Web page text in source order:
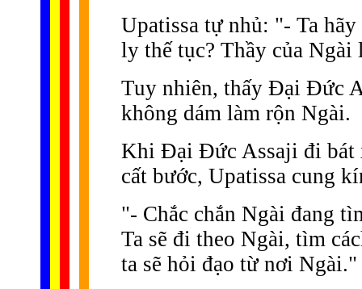
Upatissa tự nhủ: "- Ta
ly thế tục? Thầy của
Tuy nhiên, thấy Ðại Ðức
không dám làm rộn Ngài.
Khi Ðại Ðức Assaji đi bát
cất bước, Upatissa cung
"- Chắc chắn Ngài đang
Ta sẽ đi theo Ngài, tìm
ta sẽ hỏi đạo từ nơi Ngài."